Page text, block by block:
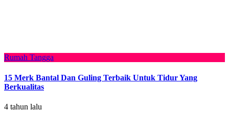
Rumah Tangga
15 Merk Bantal Dan Guling Terbaik Untuk Tidur Yang
Berkualitas
4 tahun lalu